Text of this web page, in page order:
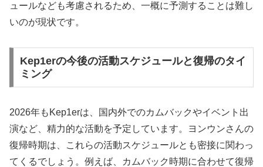
ュールなども考慮されるため、一概に予測することは難し
いのが現状です。
Kep1erの今後の活動スケジュールと復帰のタイ
ミング
2026年もKep1erは、国内外でのカムバックやイベント出
演など、精力的な活動を予定しています。ヨンウンさんの
復帰時期は、これらの活動スケジュールとも密接に関わっ
てくるでしょう。例えば、カムバック時期に合わせて復帰